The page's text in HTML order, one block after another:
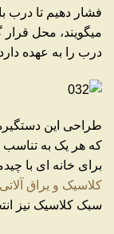
فشار دهیم تا درب
میگویند، محل
درب را به عهده
طراحی این
که هر یک به تناسب
برای خانه ای با
کلاسیک و یراق
سبک کلاسیک نیز